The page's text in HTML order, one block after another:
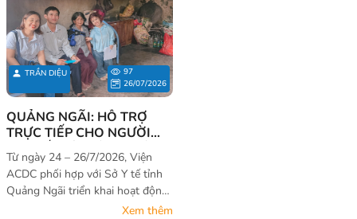
TRẦN DIỆU
97
26/07/2026
QUẢNG NGÃI: HỖ TRỢ
TRỰC TIẾP CHO NGƯỜI
KHUYẾT TẬT VÀ GIA ĐÌNH
ĐỂ CẢI THIỆN ĐIỀU KIỆN
SỐNG VÀ HÒA NHẬP XÃ
HỘI
Từ ngày 24 – 26/7/2026, Viện
ACDC phối hợp với Sở Y tế tỉnh
Quảng Ngãi triển khai hoạt động
Hỗ trợ trực tiếp cho người khuyết
Xem thêm